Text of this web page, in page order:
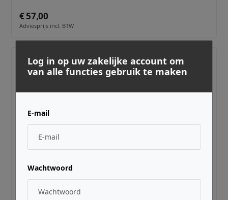
€ 57,00
Adviesprijs incl. BTW
DECKSAVER ·RDPROP1642
PreSonus StudioLive 16.4.2 cover
Log in op uw zakelijke account om
van alle functies gebruik te maken
E-mail
Wachtwoord